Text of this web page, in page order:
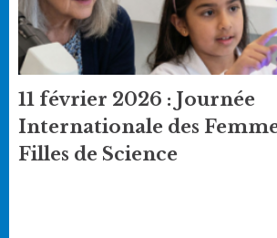
11 février 2026 : Journée
Internationale des
Filles de Science